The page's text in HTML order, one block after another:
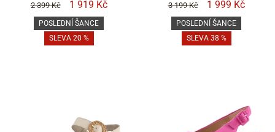
2 399 Kč 1 919 Kč
POSLEDNÍ ŠANCE
SLEVA 20 %
3 199 Kč 1 999 Kč
POSLEDNÍ ŠANCE
SLEVA 38 %